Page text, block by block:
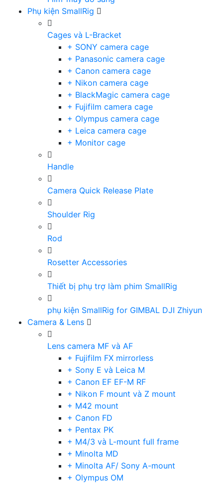
Phụ kiện SmallRig
Cages và L-Bracket
+ SONY camera cage
+ Panasonic camera cage
+ Canon camera cage
+ Nikon camera cage
+ BlackMagic camera cage
+ Fujifilm camera cage
+ Olympus camera cage
+ Leica camera cage
+ Monitor cage
Handle
Camera Quick Release Plate
Shoulder Rig
Rod
Rosetter Accessories
Thiết bị phụ trợ làm phim SmallRig
phụ kiện SmallRig for GIMBAL DJI Zhiyun
Camera & Lens
Lens camera MF và AF
+ Fujifilm FX mirrorless
+ Sony E và Leica M
+ Canon EF EF-M RF
+ Nikon F mount và Z mount
+ M42 mount
+ Canon FD
+ Pentax PK
+ M4/3 và L-mount full frame
+ Minolta MD
+ Minolta AF/ Sony A-mount
+ Olympus OM